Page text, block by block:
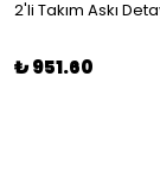
₺ 951.60